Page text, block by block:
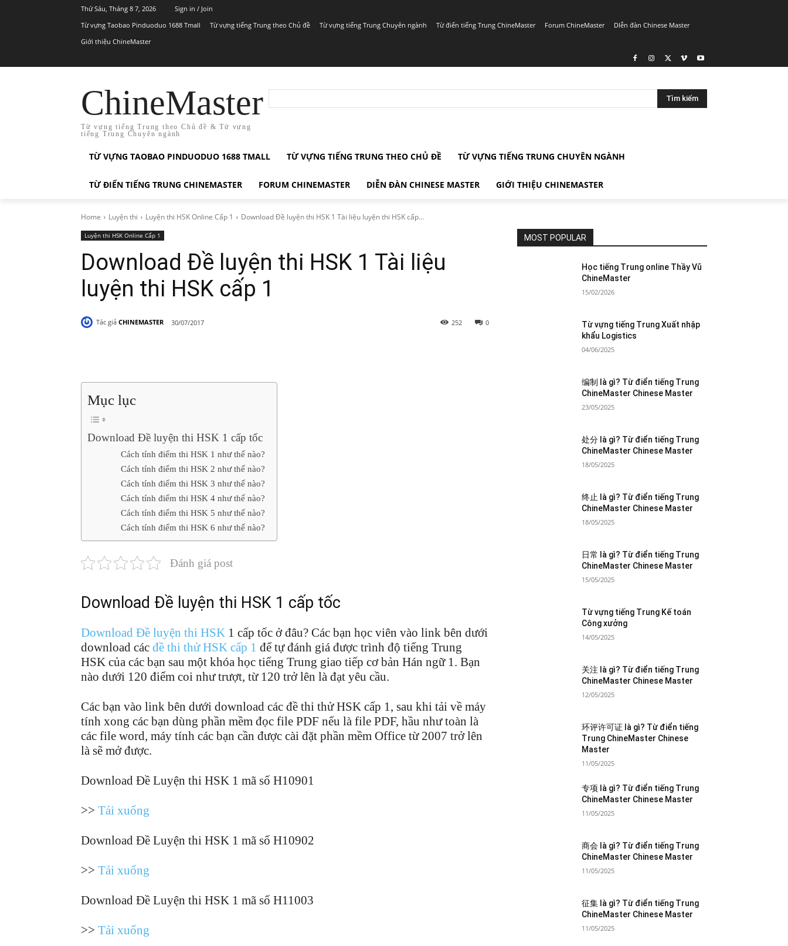
Thứ Sáu, Tháng 8 7, 2026
Sign in / Join
Từ vựng Taobao Pinduoduo 1688 Tmall
Từ vựng tiếng Trung theo Chủ đề Từ vựng tiếng Trung Chuyên ngành Từ điển tiếng Trung ChineMaster Forum ChineMaster
DIễn đàn Chinese Master
Giới thiệu ChineMaster
ChineMaster
Từ vựng tiếng Trung theo Chủ đề & Từ vựng
tiếng Trung Chuyên ngành
Tìm kiếm
TỪ VỰNG TAOBAO PINDUODUO 1688 TMALL TỪ VỰNG TIẾNG TRUNG THEO CHỦ ĐỀ TỪ VỰNG TIẾNG TRUNG CHUYÊN NGÀNH
TỪ ĐIỂN TIẾNG TRUNG CHINEMASTER FORUM CHINEMASTER DIỄN ĐÀN CHINESE MASTER GIỚI THIỆU CHINEMASTER
Home Luyện thi Luyện thi HSK Online Cấp 1 Download Đề luyện thi HSK 1 Tài liệu luyện thi HSK cấp...
Luyện thi HSK Online Cấp 1
Download Đề luyện thi HSK 1 Tài liệu
luyện thi HSK cấp 1
Tác giả CHINEMASTER 30/07/2017 0
252
Mục lục
Download Đề luyện thi HSK 1 cấp tốc
Cách tính điểm thi HSK 1 như thế nào?
Cách tính điểm thi HSK 2 như thế nào?
Cách tính điểm thi HSK 3 như thế nào?
Cách tính điểm thi HSK 4 như thế nào?
Cách tính điểm thi HSK 5 như thế nào?
Cách tính điểm thi HSK 6 như thế nào?
Đánh giá post
Download Đề luyện thi HSK 1 cấp tốc
Download Đề luyện thi HSK 1 cấp tốc ở đâu? Các bạn học viên vào link bên dưới
download các đề thi thử HSK cấp 1 để tự đánh giá được trình độ tiếng Trung
HSK của các bạn sau một khóa học tiếng Trung giao tiếp cơ bản Hán ngữ 1. Bạn
nào dưới 120 điểm coi như trượt, từ 120 trở lên là đạt yêu cầu.
Các bạn vào link bên dưới download các đề thi thử HSK cấp 1, sau khi tải về máy
tính xong các bạn dùng phần mềm đọc file PDF nếu là file PDF, hầu như toàn là
các file word, máy tính các bạn cần được cài đặt phần mềm Office từ 2007 trở lên
là sẽ mở được.
Download Đề Luyện thi HSK 1 mã số H10901
>> Tải xuống
Download Đề Luyện thi HSK 1 mã số H10902
>> Tải xuống
Download Đề Luyện thi HSK 1 mã số H11003
>> Tải xuống
MOST POPULAR
Học tiếng Trung online Thầy Vũ
ChineMaster
15/02/2026
Từ vựng tiếng Trung Xuất nhập
khẩu Logistics
04/06/2025
编制 là gì? Từ điển tiếng Trung
ChineMaster Chinese Master
23/05/2025
处分 là gì? Từ điển tiếng Trung
ChineMaster Chinese Master
18/05/2025
终止 là gì? Từ điển tiếng Trung
ChineMaster Chinese Master
18/05/2025
日常 là gì? Từ điển tiếng Trung
ChineMaster Chinese Master
15/05/2025
Từ vựng tiếng Trung Kế toán
Công xưởng
14/05/2025
关注 là gì? Từ điển tiếng Trung
ChineMaster Chinese Master
12/05/2025
环评许可证 là gì? Từ điển tiếng
Trung ChineMaster Chinese
Master
11/05/2025
专项 là gì? Từ điển tiếng Trung
ChineMaster Chinese Master
11/05/2025
商会 là gì? Từ điển tiếng Trung
ChineMaster Chinese Master
11/05/2025
征集 là gì? Từ điển tiếng Trung
ChineMaster Chinese Master
11/05/2025